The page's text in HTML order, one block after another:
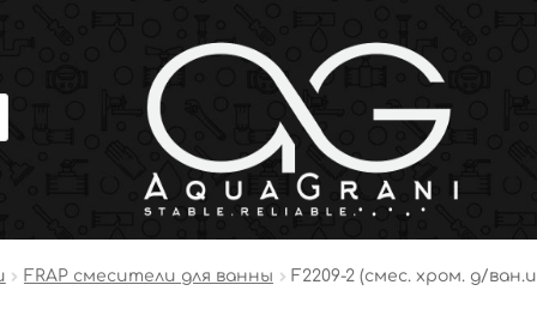
FRAP смесители для ванны
F2209-2 (смес. хром. д/